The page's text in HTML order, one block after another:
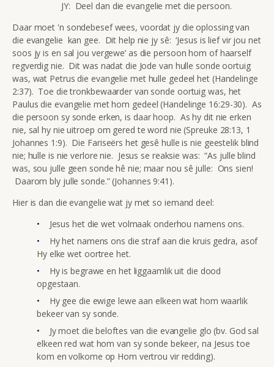
JY: Deel dan die evangelie met die persoon.
Daar moet 'n sondebesef wees, voordat jy die oplossing van
die evangelie kan gee. Dit help nie jy sê: ‘Jesus is lief vir jou net
soos jy is en sal jou vergewe’ as die persoon hom of haarself
regverdig nie. Dit was nadat die Jode van hulle sonde oortuig
was, wat Petrus die evangelie met hulle gedeel het (Handelinge
2:37). Toe die tronkbewaarder van sonde oortuig was, het
Paulus die evangelie met hom gedeel (Handelinge 16:29-30). As
die persoon sy sonde erken, is daar hoop. As hy dit nie erken
nie, sal hy nie uitroep om gered te word nie (Spreuke 28:13, 1
Johannes 1:9). Die Fariseërs het gesê hulle is nie geestelik blind
nie; hulle is nie verlore nie. Jesus se reaksie was: “As julle blind
was, sou julle geen sonde hê nie; maar nou sê julle: Ons sien!
Daarom bly julle sonde.” (Johannes 9:41).
Hier is dan die evangelie wat jy met so iemand deel:
Jesus het die wet volmaak onderhou namens ons.
Hy het namens ons die straf aan die kruis gedra, asof
Hy elke wet oortree het.
Hy is begrawe en het liggaamlik uit die dood
opgestaan.
Hy gee die ewige lewe aan elkeen wat hom waarlik
bekeer van sy sonde.
Jy moet die beloftes van die evangelie glo (bv. God sal
elkeen red wat hom van sy sonde bekeer, na Jesus toe
kom en volkome op Hom vertrou vir redding).